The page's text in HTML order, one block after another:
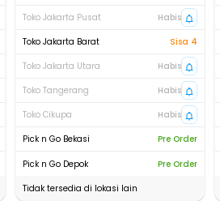
Toko Jakarta Pusat
Habis
Toko Jakarta Barat
Sisa 4
Toko Jakarta Utara
Habis
Toko Tangerang
Habis
Toko Cikupa
Habis
Pick n Go Bekasi
Pre Order
Pick n Go Depok
Pre Order
Tidak tersedia di lokasi lain